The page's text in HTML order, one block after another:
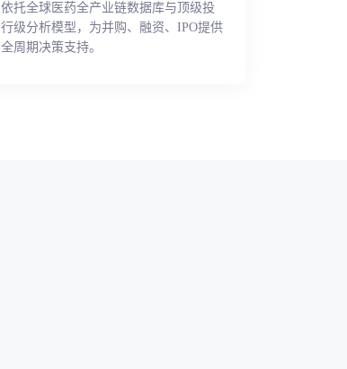
依托全球医药全产业链数据库与顶级投
行级分析模型，为并购、融资、IPO提供
全周期决策支持。